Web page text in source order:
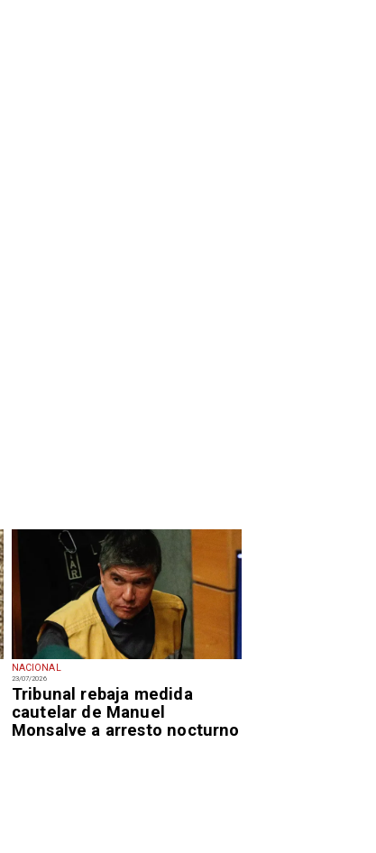
NACIONAL
23/07/2026
Tribunal rebaja medida
cautelar de Manuel
Monsalve a arresto nocturno